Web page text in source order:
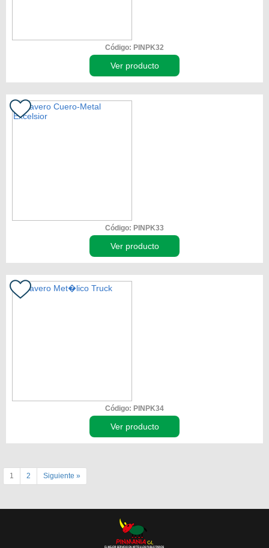
Código: PINPK32
Ver producto
Código: PINPK33
Ver producto
Código: PINPK34
Ver producto
1 2 Siguiente »